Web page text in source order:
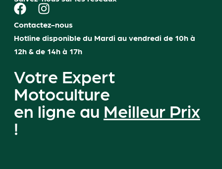
Contactez-nous
Hotline disponible du Mardi au vendredi de 10h à
12h & de 14h à 17h
Votre Expert
Motoculture
en ligne au Meilleur Prix
!